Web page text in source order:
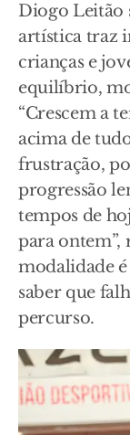
Diogo Leitão
artística traz
crianças e
equilíbrio,
“Crescem a
acima de
frustração,
progressão
tempos de
para ontem”,
modalidade
saber que
percurso.